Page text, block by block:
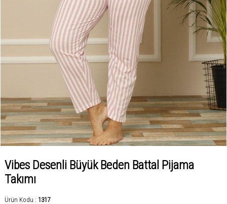
Vibes Desenli Büyük Beden Battal Pijama
Takımı
Ürün Kodu : 1317